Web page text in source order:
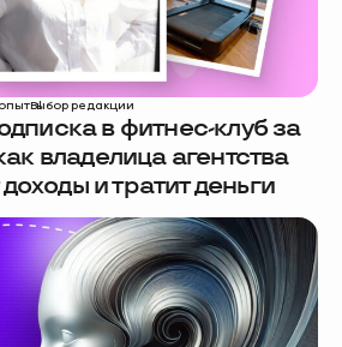
Выбор редакции
в фитнес-клуб за
владелица агентства
и тратит деньги